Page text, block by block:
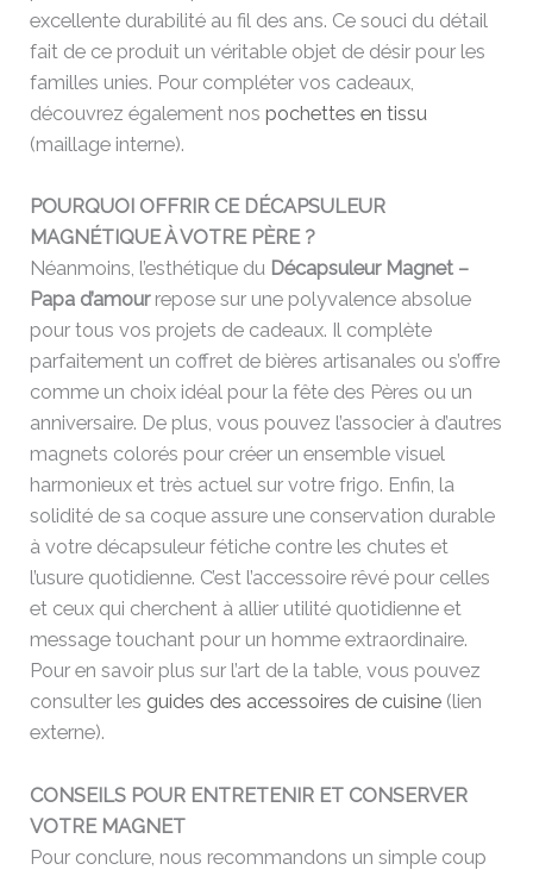
excellente durabilité au fil des ans. Ce souci du détail
fait de ce produit un véritable objet de désir pour les
familles unies. Pour compléter vos cadeaux,
découvrez également nospochettes en tissu
(maillage interne).
POURQUOI OFFRIR CE DÉCAPSULEUR
MAGNÉTIQUE À VOTRE PÈRE ?
Néanmoins, l’esthétique du Décapsuleur Magnet –
Papa d’amourrepose sur une polyvalence absolue
pour tous vos projets de cadeaux. Il complète
parfaitement un coffret de bières artisanales ou s’offre
comme un choix idéal pour la fête des Pères ou un
anniversaire. De plus, vous pouvez l’associer à d’autres
magnets colorés pour créer un ensemble visuel
harmonieux et très actuel sur votre frigo. Enfin, la
solidité de sa coque assure une conservation durable
à votre décapsuleur fétiche contre les chutes et
l’usure quotidienne. C’est l’accessoire rêvé pour celles
et ceux qui cherchent à allier utilité quotidienne et
message touchant pour un homme extraordinaire.
Pour en savoir plus sur l’art de la table, vous pouvez
consulter les guides des accessoires de cuisine (lien
externe).
CONSEILS POUR ENTRETENIR ET CONSERVER
VOTRE MAGNET
Pour conclure, nous recommandons un simple coup